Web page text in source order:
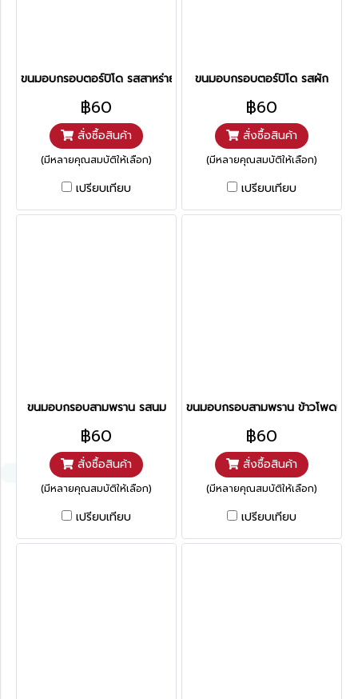
ขนมอบกรอบตอร์ปิโด รสสาหร่าย
฿60
สั่งซื้อสินค้า
(มีหลายคุณสมบัติให้เลือก)
เปรียบเทียบ
ขนมอบกรอบตอร์ปิโด รสผัก
฿60
สั่งซื้อสินค้า
(มีหลายคุณสมบัติให้เลือก)
เปรียบเทียบ
ขนมอบกรอบสามพราน รสนม
฿60
สั่งซื้อสินค้า
(มีหลายคุณสมบัติให้เลือก)
เปรียบเทียบ
ขนมอบกรอบสามพราน ข้าวโพดปิ้ง
฿60
สั่งซื้อสินค้า
(มีหลายคุณสมบัติให้เลือก)
เปรียบเทียบ